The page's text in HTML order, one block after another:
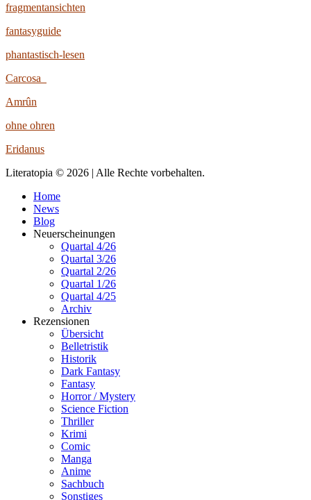
fragmentansichten
fantasyguide
phantastisch-lesen
Carcosa
Amrûn
ohne ohren
Eridanus
Literatopia © 2026 | Alle Rechte vorbehalten.
Home
News
Blog
Neuerscheinungen
Quartal 4/26
Quartal 3/26
Quartal 2/26
Quartal 1/26
Quartal 4/25
Archiv
Rezensionen
Übersicht
Belletristik
Historik
Dark Fantasy
Fantasy
Horror / Mystery
Science Fiction
Thriller
Krimi
Comic
Manga
Anime
Sachbuch
Sonstiges